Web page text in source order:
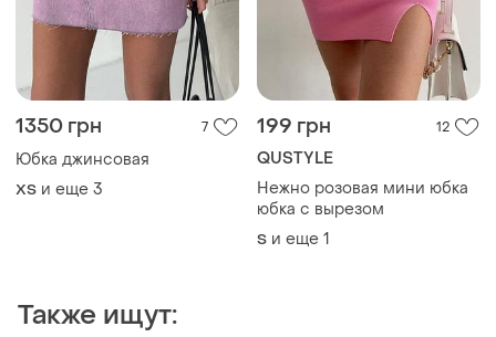
1350 грн 7
Юбка джинсовая
ХS и еще 3
199 грн 12
QUSTYLE
Нежно розовая мини юбка
юбка с вырезом
S и еще 1
Также ищут: